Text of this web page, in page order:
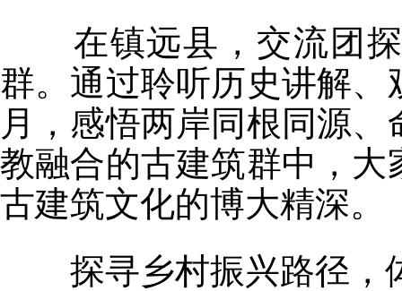
在镇远县，交流团探
群。通过聆听历史讲解
月，感悟两岸同根同源
教融合的古建筑群中，
古建筑文化的博大精深。
探寻乡村振兴路径，